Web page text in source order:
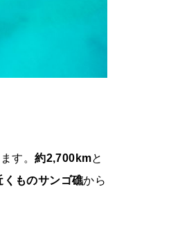
す。約2,700kmと
くものサンゴ礁から